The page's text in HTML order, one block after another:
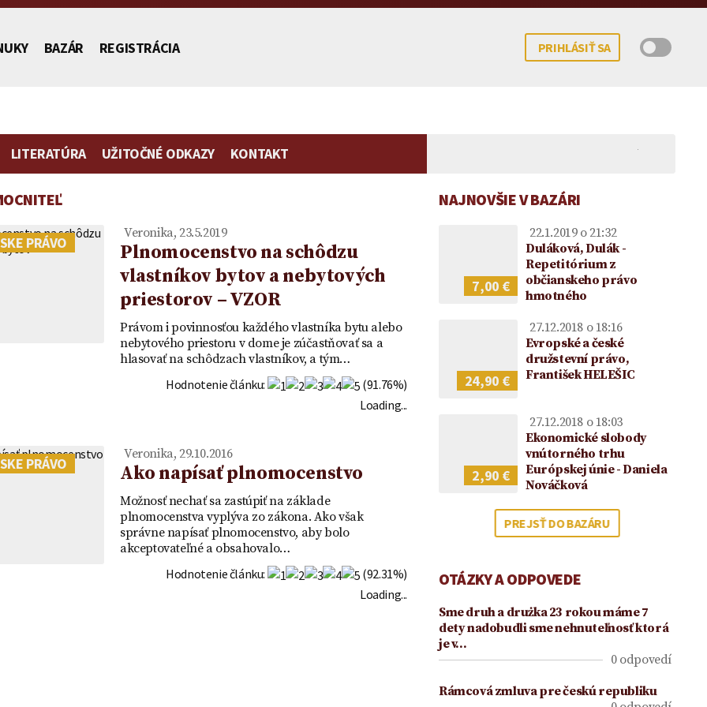
BAZÁR REGISTRÁCIA PRIHLÁSIŤ SA
Poplatok | Návrh na vklad |
Ako ušetriť na poplatku za
návrh na vklad
je to právne možné?
Koncesionárske poplatky |
Úhrady za služby verejnosti
poskytované RTVS | Novela
Zmluva o zriadení
predkupného práva ako
vecného práva a návrh na
vklad - VZOR
zastupovanie vo vzťahu k
účtu v banke
Darovanie peňazí |
Darovacia zmluva VZOR
LITERATÚRA UŽITOČNÉ ODKAZY KONTAKT
PRÁVO
Veronika, 23.5.2019
Plnomocenstvo na schôdzu
vlastníkov bytov a nebytových
priestorov – VZOR
Právom i povinnosťou každého vlastníka bytu alebo
nebytového priestoru v dome je zúčastňovať sa a
hlasovať na schôdzach vlastníkov, a tým…
Hodnotenie článku:
(91.76%)
Loading...
PRÁVO
Veronika, 29.10.2016
Ako napísať plnomocenstvo
Možnosť nechať sa zastúpiť na základe
plnomocenstva vyplýva zo zákona. Ako však
správne napísať plnomocenstvo, aby bolo
akceptovateľné a obsahovalo…
Hodnotenie článku:
(92.31%)
Loading...
NAJNOVŠIE V BAZÁRI
7,00 €
22.1.2019 o 21:32
Duláková, Dulák -
Repetitórium z
občianskeho právo
hmotného
24,90 €
27.12.2018 o 18:16
Evropské a české
družstevní právo,
František HELEŠIC
2,90 €
27.12.2018 o 18:03
Ekonomické slobody
vnútorného trhu
Európskej únie - Daniela
Nováčková
PREJSŤ DO BAZÁRU
OTÁZKY A ODPOVEDE
Sme druh a drużka 23 rokou máme 7
dety nadobudli sme nehnuteľnosť ktorá
je v…
0 odpovedí
Rámcová zmluva pre českú republiku